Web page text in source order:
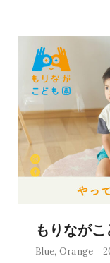
もりながこ
Blue, Orange